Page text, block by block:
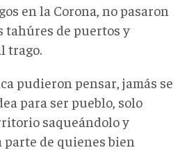
en la Corona, no pasaron
tahúres de puertos y
trago.
pudieron pensar, jamás se
para ser pueblo, solo
saqueándolo y
parte de quienes bien